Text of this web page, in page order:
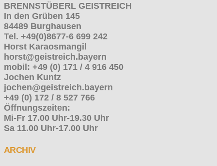
BRENNSTÜBERL GEISTREICH
In den Grüben 145
84489 Burghausen
Tel. +49(0)8677-6 699 242
Horst Karaosmangil
horst@geistreich.bayern
mobil: +49 (0) 171 / 4 916 450
Jochen Kuntz
jochen@geistreich.bayern
+49 (0) 172 / 8 527 766
Öffnungszeiten:
Mi-Fr 17.00 Uhr-19.30 Uhr
Sa 11.00 Uhr-17.00 Uhr
ARCHIV